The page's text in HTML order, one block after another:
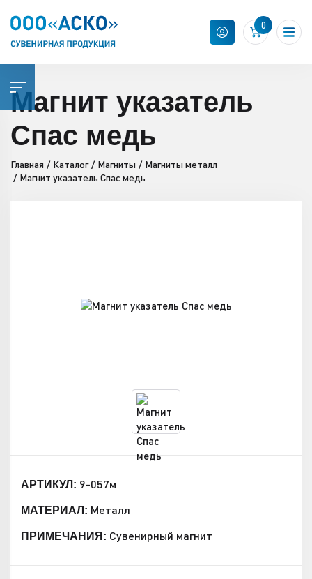
0
Магнит указатель
Спас медь
Главная Каталог Магниты
Магниты металл
Магнит указатель Спас медь
АРТИКУЛ: 9-057м
МАТЕРИАЛ: Металл
ПРИМЕЧАНИЯ: Сувенирный магнит